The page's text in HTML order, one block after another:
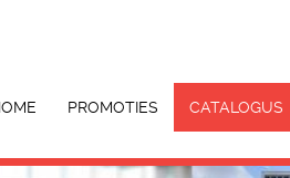
PROMOTIES CATALOGUS